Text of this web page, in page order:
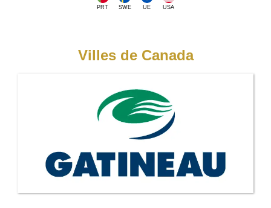
PRT SWE UE USA
Villes de Canada